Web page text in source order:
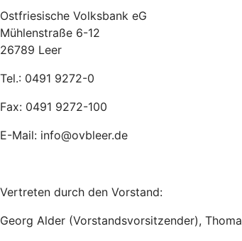
Ostfriesische Volksbank eG
Mühlenstraße 6-12
26789 Leer
Tel.: 0491 9272-0
Fax: 0491 9272-100
E-Mail: info@ovbleer.de
Vertreten durch den Vorstand:
Georg Alder (Vorstandsvorsitzender),